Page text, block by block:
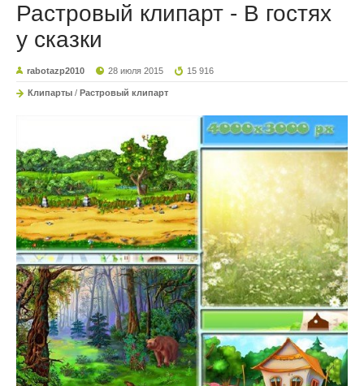
Растровый клипарт - В гостях
у сказки
rabotazp2010 28 июля 2015 15 916
Клипарты / Растровый клипарт